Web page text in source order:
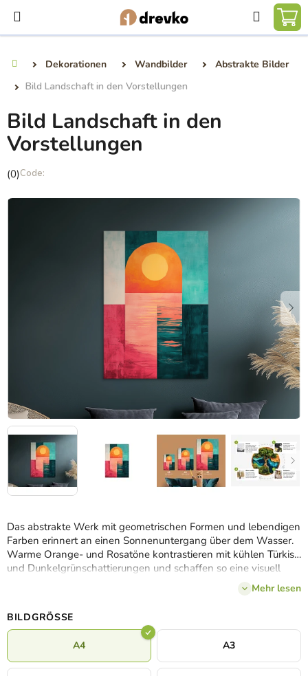
Inhalt
springen
Suchen
Dekorationen Wandbilder
Abstrakte Bilder
Bild Landschaft in den Vorstellungen
Das abstrakte Werk mit geometrischen Formen und lebendigen
Farben erinnert an einen Sonnenuntergang über dem Wasser.
Warme Orange- und Rosatöne kontrastieren mit kühlen Türkis-
und Dunkelgrünschattierungen und schaffen so eine visuell
Mehr lesen
BILDGRÖSSE
A4 A3
Bild Landschaft in den
Vorstellungen
Die
Produktbewertung
(0)